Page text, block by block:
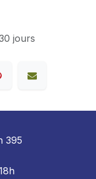
jours
395